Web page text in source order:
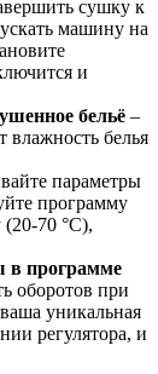
сушку к
машину на
и
бельё –
влажность белья
параметры
программу
70 °C),
в программе
оборотов при
уникальная
регулятора, и